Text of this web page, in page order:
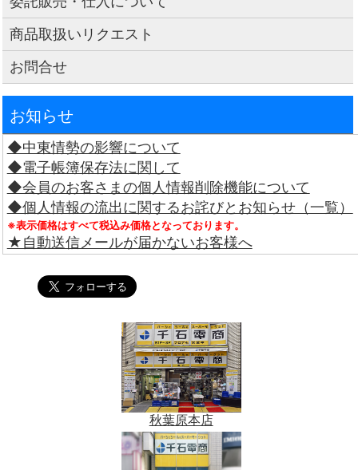
商品取扱いリクエスト
お問合せ
お知らせ
◆中東情勢の影響について
◆電子帳簿保存法に関して
◆会員のお客さまの個人情報削除機能について
◆個人情報の流出に関するお詫びとお知らせ（一覧）
※表示価格はすべて税込み価格となっております。
★自動送信メールが届かないお客様へ
秋葉原本店